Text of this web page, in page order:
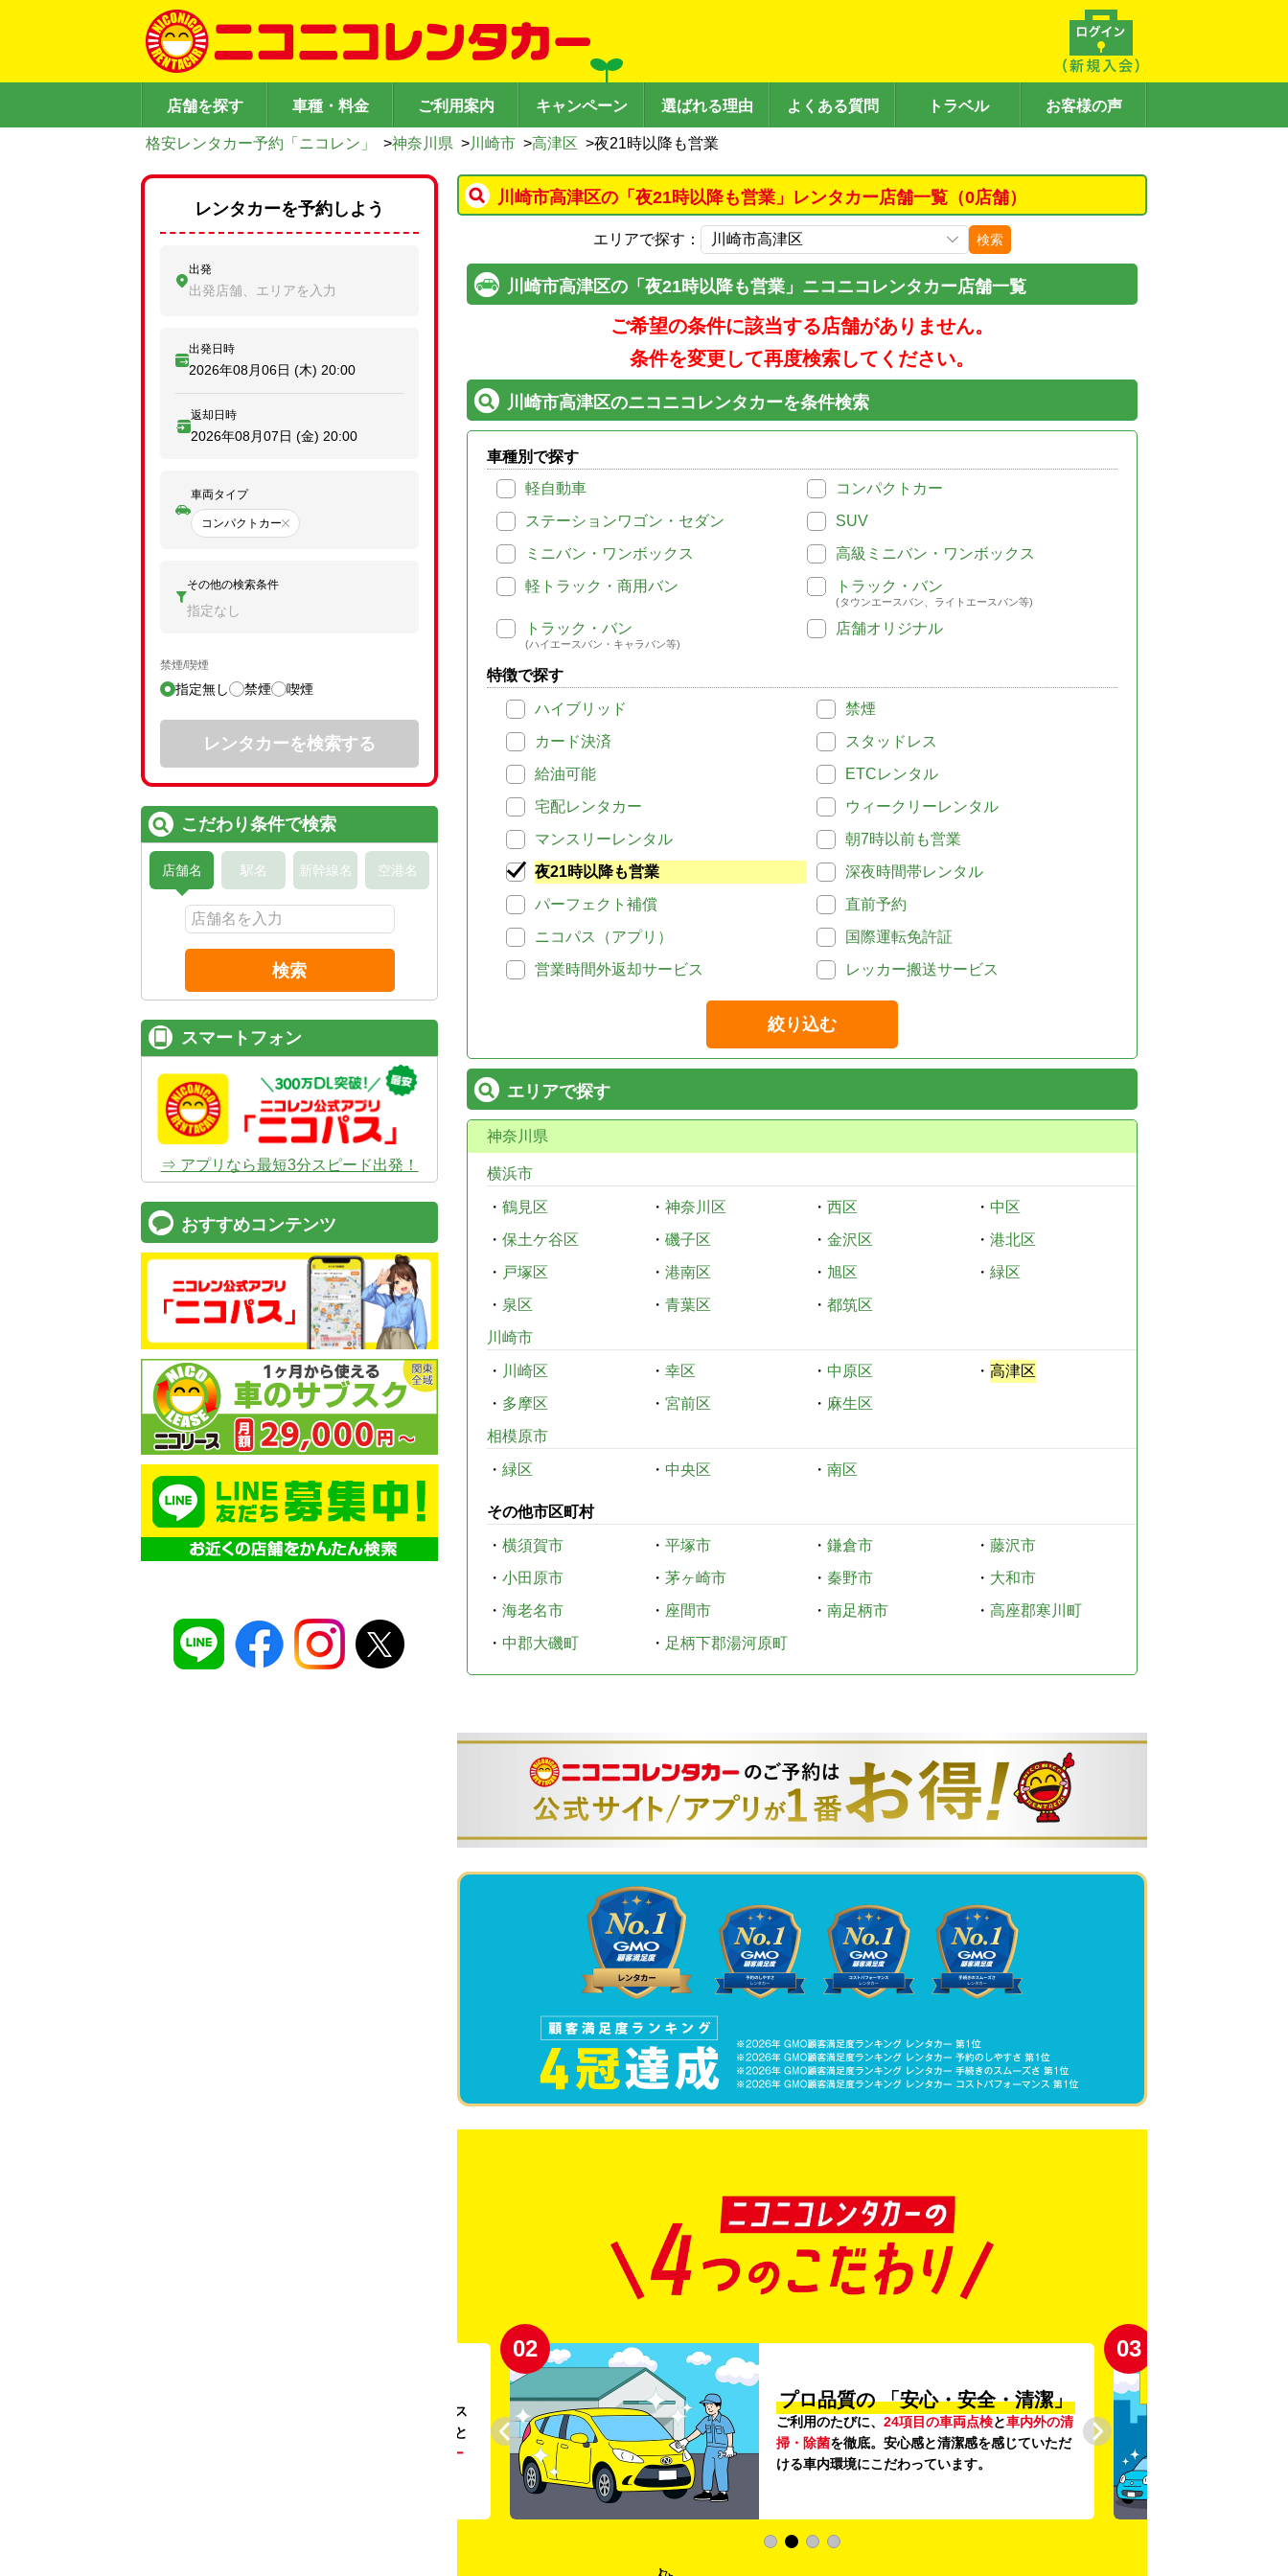
店舗を探す 車種・料金 ご利用案内 キャンペーン 選ばれる理由 よくある質問 トラベル お客様の声
格安レンタカー予約「ニコレン」 >神奈川県 >川崎市 >高津区 >夜21時以降も営業
川崎市高津区の「夜21時以降も営業」レンタカー店舗一覧（0店舗）
エリアで探す： 検索
川崎市高津区の「夜21時以降も営業」ニコニコレンタカー店舗一覧
ご希望の条件に該当する店舗がありません。
条件を変更して再度検索してください。
川崎市高津区のニコニコレンタカーを条件検索
車種別で探す
軽自動車
コンパクトカー
ステーションワゴン・セダン
SUV
ミニバン・ワンボックス
高級ミニバン・ワンボックス
軽トラック・商用バン
トラック・バン
(タウンエースバン、ライトエースバン等)
トラック・バン
(ハイエースバン・キャラバン等)
店舗オリジナル
特徴で探す
ハイブリッド
禁煙
カード決済
スタッドレス
給油可能
ETCレンタル
宅配レンタカー
ウィークリーレンタル
マンスリーレンタル
朝7時以前も営業
夜21時以降も営業
深夜時間帯レンタル
パーフェクト補償
直前予約
ニコパス（アプリ）
国際運転免許証
営業時間外返却サービス
レッカー搬送サービス
絞り込む
エリアで探す
神奈川県
横浜市
・ 鶴見区 ・ 神奈川区 ・ 西区 ・ 中区
・ 保土ケ谷区 ・ 磯子区 ・ 金沢区 ・ 港北区
・ 戸塚区 ・ 港南区 ・ 旭区 ・ 緑区
・ 泉区 ・ 青葉区 ・ 都筑区
川崎市
・ 川崎区 ・ 幸区 ・ 中原区 ・ 高津区
・ 多摩区 ・ 宮前区 ・ 麻生区
相模原市
・ 緑区 ・ 中央区 ・ 南区
その他市区町村
・ 横須賀市 ・ 平塚市 ・ 鎌倉市 ・ 藤沢市
・ 小田原市 ・ 茅ヶ崎市 ・ 秦野市 ・ 大和市
・ 海老名市 ・ 座間市 ・ 南足柄市 ・ 高座郡寒川町
・ 中郡大磯町 ・ 足柄下郡湯河原町
。ガソリンス
タンドや整備工場の既存インフラを活用すること
リー
02
プロ品質の 「安心・安全・清潔」
ご利用のたびに、 24項目の車両点検と車内外の清
掃・除菌を徹底。安心感と清潔感を感じていただ
ける車内環境にこだわっています。
03
レンタカーを予約しよう
出発
出発店舗、エリアを入力
出発日時
2026年08月06日 (木) 20:00
返却日時
2026年08月07日 (金) 20:00
車両タイプ
コンパクトカー
その他の検索条件
指定なし
禁煙/喫煙
指定無し 禁煙 喫煙
レンタカーを検索する
こだわり条件で検索
店舗名 駅名 新幹線名 空港名
検索
スマートフォン
⇒ アプリなら最短3分スピード出発！
おすすめコンテンツ